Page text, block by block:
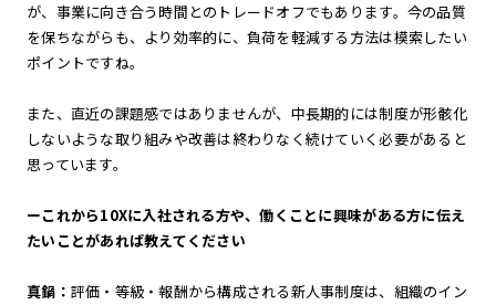
が、事業に向き合う時間とのトレードオフでもあります。今の品質
を保ちながらも、より効率的に、負荷を軽減する方法は模索したい
ポイントですね。
また、直近の課題感ではありませんが、中長期的には制度が形骸化
しないような取り組みや改善は終わりなく続けていく必要があると
思っています。
ーこれから10Xに入社される方や、働くことに興味がある方に伝え
たいことがあれば教えてください
真鍋： 評価・等級・報酬から構成される新人事制度は、組織のイン